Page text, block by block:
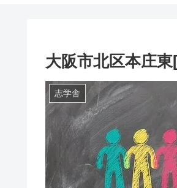
大阪市北区本庄
志学舎